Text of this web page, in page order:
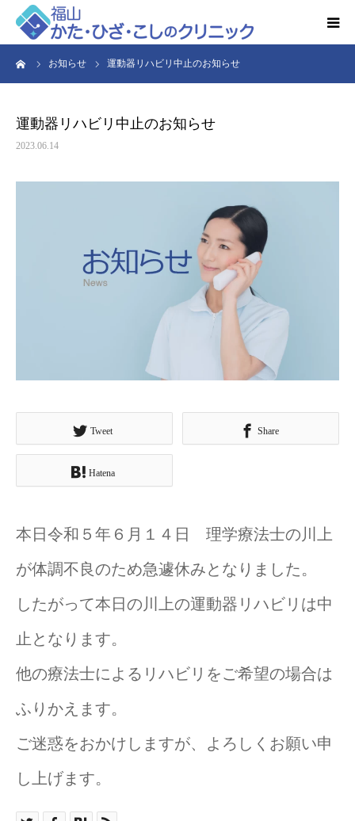
お知らせ 運動器リハビリ中止のお知らせ
運動器リハビリ中止のお知らせ
2023.06.14
Tweet Share
Hatena
本日令和５年６月１４日 理学療法士の川上
が体調不良のため急遽休みとなりました。
したがって本日の川上の運動器リハビリは中
止となります。
他の療法士によるリハビリをご希望の場合は
ふりかえます。
ご迷惑をおかけしますが、よろしくお願い申
し上げます。
HOME
リハビリ予約